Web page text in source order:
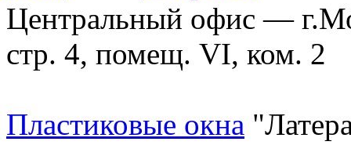
Центральный офис —
стр. 4, помещ. VI, ком. 2
Пластиковые окна